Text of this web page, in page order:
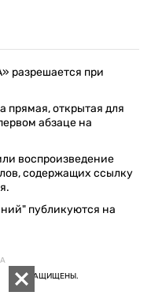
разрешается при
прямая, открытая для
абзаце на
воспроизведение
содержащих ссылку
публикуются на
ПРАВА ЗАЩИЩЕНЫ.